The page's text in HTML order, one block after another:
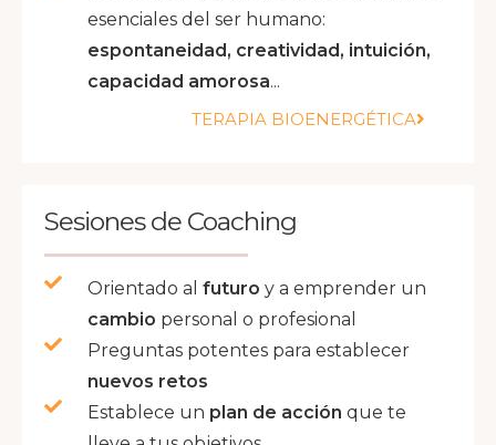
esenciales del ser humano:
espontaneidad, creatividad, intuición,
capacidad amorosa...
TERAPIA BIOENERGÉTICA
Sesiones de Coaching
Orientado al futuro y a emprender un
cambio personal o profesional
Preguntas potentes para establecer
nuevos retos
Establece un plan de acción que te